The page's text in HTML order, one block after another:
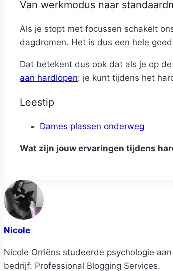
Van werkmodus naar
Als je stopt met focussen schakelt
dagdromen. Het is dus een hele
Dat betekent dus ook dat als je op
aan hardlopen: je kunt tijdens het
Leestip
Dames plassen onderweg
Wat zijn jouw ervaringen tijdens
Nicole
Nicole Orriëns studeerde psychologie
bedrijf: Professional Blogging Services.